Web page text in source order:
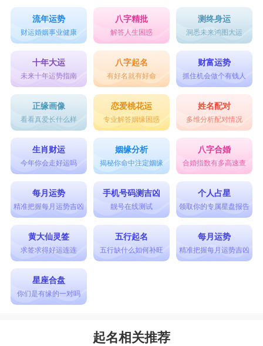
流年运势
财运婚姻事业健康
八字精批
解答人生困惑
测终身运
洞悉未来鸿图大运
十年大运
未来十年运势指南
八字起名
有好名就有好命
财富运势
抓住机会做个有钱人
正缘画像
看看真爱长什么样
恋爱桃花运
专业解答姻缘困惑
姓名配对
多维分析配对情况
生肖财运
今年你会走好运吗
姻缘分析
揭秘你命中注定姻缘
八字合婚
合婚指数有多高速查
每月运势
精准把握每月运势吉凶
手机号码测吉凶
靓号在线测试
个人占星
领取你的专属星盘报告
黄大仙灵签
求签求得好运连连
五行起名
五行缺什么如何补旺
每月运势
精准把握每月运势吉凶
星座合盘
你们是有缘的一对吗
起名相关推荐